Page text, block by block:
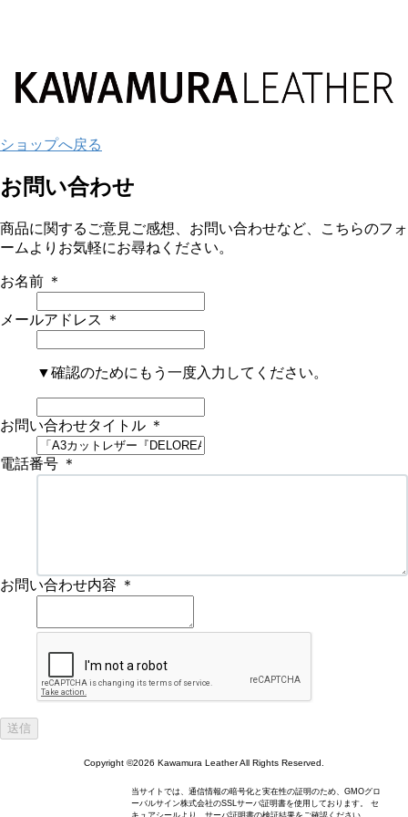
ショップへ戻る
お問い合わせ
商品に関するご意見ご感想、お問い合わせなど、こちらのフォ
ームよりお気軽にお尋ねください。
お名前 ＊
メールアドレス ＊
▼確認のためにもう一度入力してください。
お問い合わせタイトル ＊
電話番号 ＊
お問い合わせ内容 ＊
Copyright ©2026 Kawamura Leather All Rights Reserved.
当サイトでは、通信情報の暗号化と実在性の証明のため、GMOグロ
ーバルサイン株式会社のSSLサーバ証明書を使用しております。 セ